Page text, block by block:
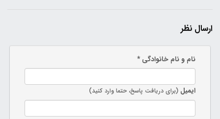
ارسال نظر
نام و نام خانوادگی *
ایمیل (برای دریافت پاسخ، حتما وارد کنید)